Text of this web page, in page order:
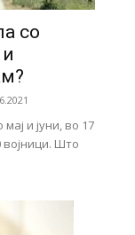
со
и јуни, во 17
Што